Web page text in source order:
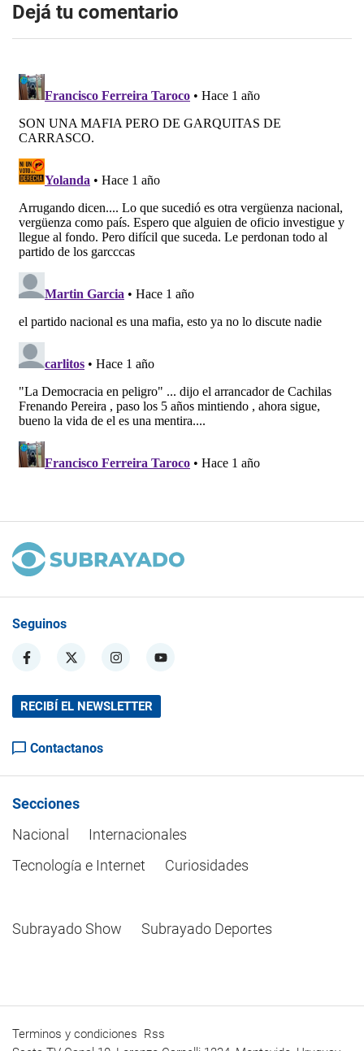
Dejá tu comentario
Seguinos
RECIBÍ EL NEWSLETTER
Contactanos
Secciones
Nacional
Internacionales
Tecnología e Internet
Curiosidades
Subrayado Show Subrayado Deportes
Terminos y condiciones Rss